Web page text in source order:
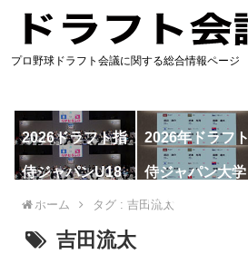
プロ野球ドラフト会議に関する総合情報ページ
2026ドラフト指
名予想
2026年ドラフト
候補
侍ジャパンU18
代表
侍ジャパン大学
代表
ホーム タグ : 吉田流太
吉田流太